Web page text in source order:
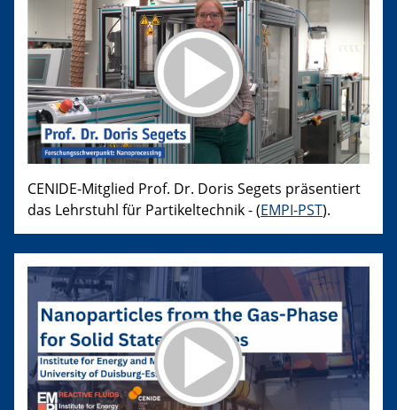
CENIDE-Mitglied Prof. Dr. Doris Segets präsentiert
das Lehrstuhl für Partikeltechnik - (EMPI-PST).